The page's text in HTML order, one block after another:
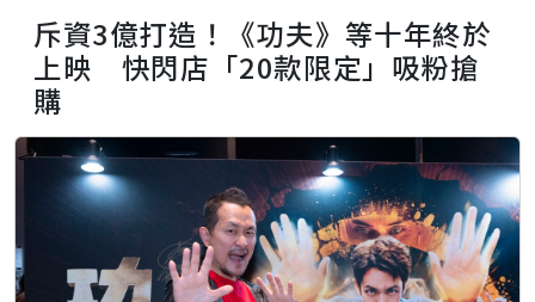
斥資3億打造！《功夫》等十年終於
上映 快閃店「20款限定」吸粉搶
購